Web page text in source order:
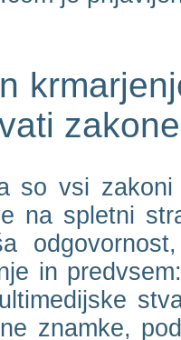
so vsi
na spletni
in
znamke,